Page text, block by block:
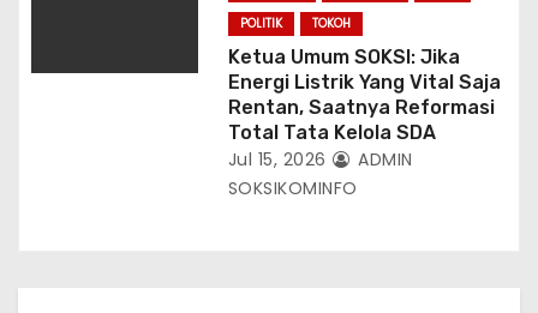
POLITIK
TOKOH
Ketua Umum SOKSI: Jika
Energi Listrik Yang Vital Saja
Rentan, Saatnya Reformasi
Total Tata Kelola SDA
Jul 15, 2026
ADMIN
SOKSIKOMINFO